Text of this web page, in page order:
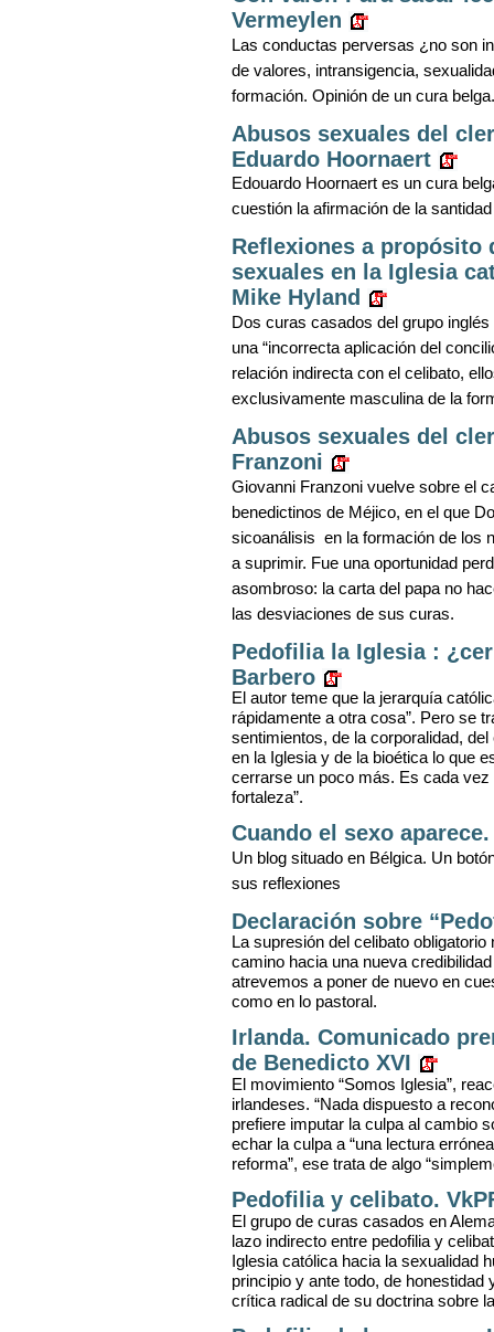
Vermeylen
Las conductas perversas ¿no son
de valores, intransigencia,
formación. Opinión de un cura belga.
Abusos sexuales del
Eduardo Hoornaert
Edouardo Hoornaert es un cura
cuestión la afirmación de la
Reflexiones a propósito
sexuales en la Iglesia
Mike Hyland
Dos curas casados del grupo
una “incorrecta aplicación del
relación indirecta con el celibato,
exclusivamente masculina de la
Abusos sexuales del
Franzoni
Giovanni Franzoni vuelve sobre el
benedictinos de Méjico, en el que
sicoanálisis en la formación de los
a suprimir. Fue una oportunidad
asombroso: la carta del papa no
las desviaciones de sus curas.
Pedofilia la Iglesia :
Barbero
El autor teme que la jerarquía
rápidamente a otra cosa”. Pero se
sentimientos, de la corporalidad,
en la Iglesia y de la bioética lo que
cerrarse un poco más. Es cada
fortaleza”.
Cuando el sexo
Un blog situado en Bélgica. Un
sus reflexiones
Declaración sobre
La supresión del celibato
camino hacia una nueva
atrevemos a poner de nuevo en
como en lo pastoral.
Irlanda. Comunicado
de Benedicto XVI
El movimiento “Somos Iglesia”,
irlandeses. “Nada dispuesto a
prefiere imputar la culpa al cambio
echar la culpa a “una lectura
reforma”, ese trata de algo
Pedofilia y celibato.
El grupo de curas casados en
lazo indirecto entre pedofilia y
Iglesia católica hacia la sexualidad
principio y ante todo, de honestidad
crítica radical de su doctrina sobre